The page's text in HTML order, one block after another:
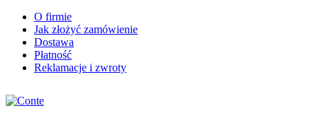
O firmie
Jak złożyć zamówienie
Dostawa
Płatność
Reklamacje i zwroty